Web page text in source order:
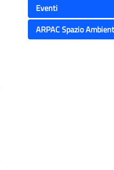
Eventi
ARPAC Spazio